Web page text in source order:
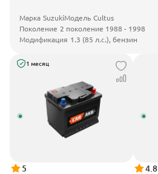
Марка SuzukiМодель Cultus
Поколение 2 поколение 1988 - 1998
Модификация 1.3 (85 л.с.), бензин
1 месяц
5
4.8